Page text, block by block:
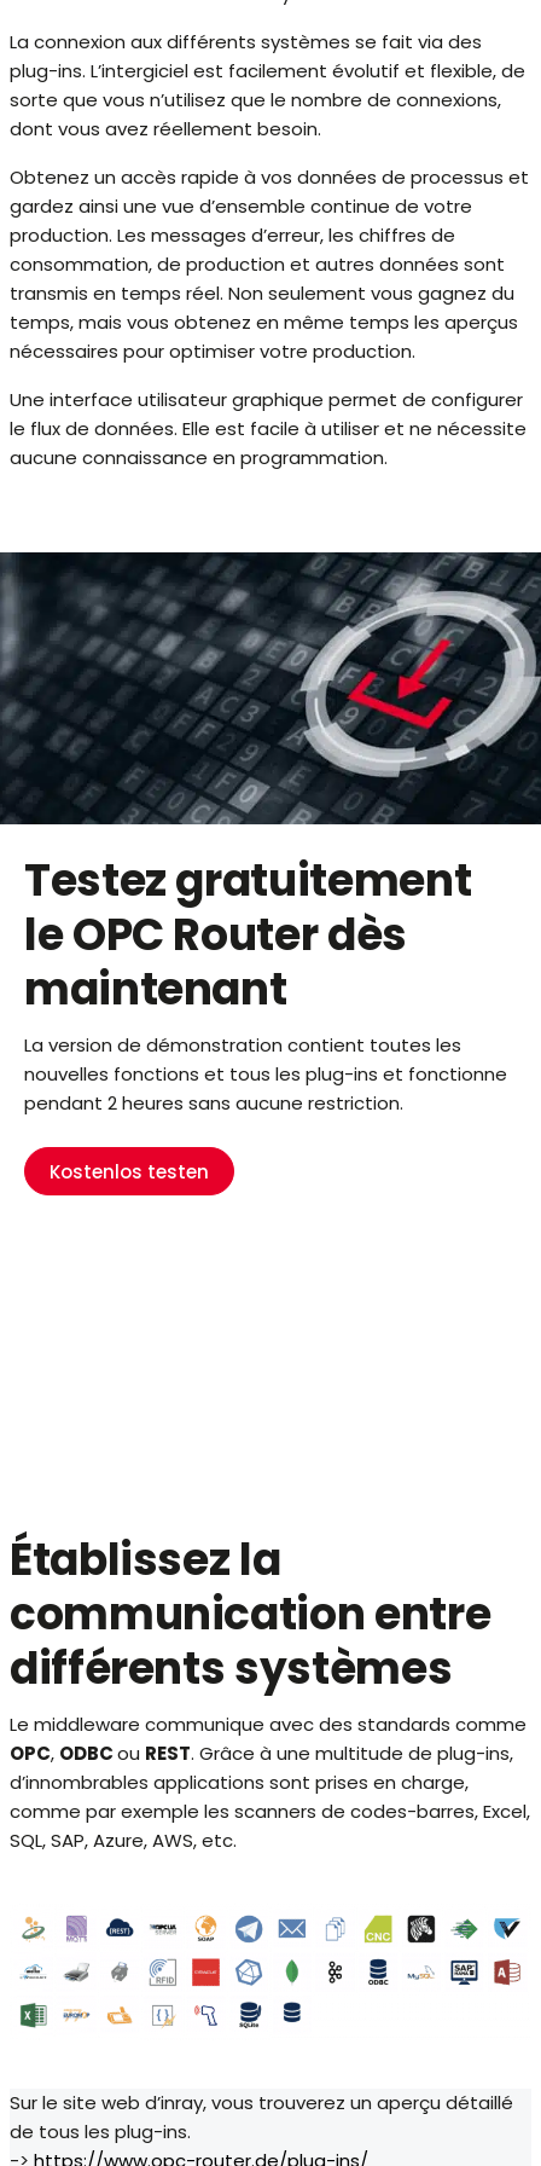
La connexion aux différents systèmes se fait via des
plug-ins. L’intergiciel est facilement évolutif et flexible, de
sorte que vous n’utilisez que le nombre de connexions,
dont vous avez réellement besoin.
Obtenez un accès rapide à vos données de processus et
gardez ainsi une vue d’ensemble continue de votre
production. Les messages d’erreur, les chiffres de
consommation, de production et autres données sont
transmis en temps réel. Non seulement vous gagnez du
temps, mais vous obtenez en même temps les aperçus
nécessaires pour optimiser votre production.
Une interface utilisateur graphique permet de configurer
le flux de données. Elle est facile à utiliser et ne nécessite
aucune connaissance en programmation.
Testez gratuitement
le OPC Router dès
maintenant
La version de démonstration contient toutes les
nouvelles fonctions et tous les plug-ins et fonctionne
pendant 2 heures sans aucune restriction.
Kostenlos testen
Établissez la
communication entre
différents systèmes
Le middleware communique avec des standards comme
OPC, ODBCou REST. Grâce à une multitude de plug-ins,
d’innombrables applications sont prises en charge,
comme par exemple les scanners de codes-barres, Excel,
SQL, SAP, Azure, AWS, etc.
Sur le site web d’inray, vous trouverez un aperçu détaillé
de tous les plug-ins.
-> https://www.opc-router.de/plug-ins/